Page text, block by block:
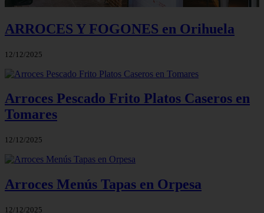
ARROCES Y FOGONES en Orihuela
12/12/2025
Arroces Pescado Frito Platos Caseros en
Tomares
12/12/2025
Arroces Menús Tapas en Orpesa
12/12/2025